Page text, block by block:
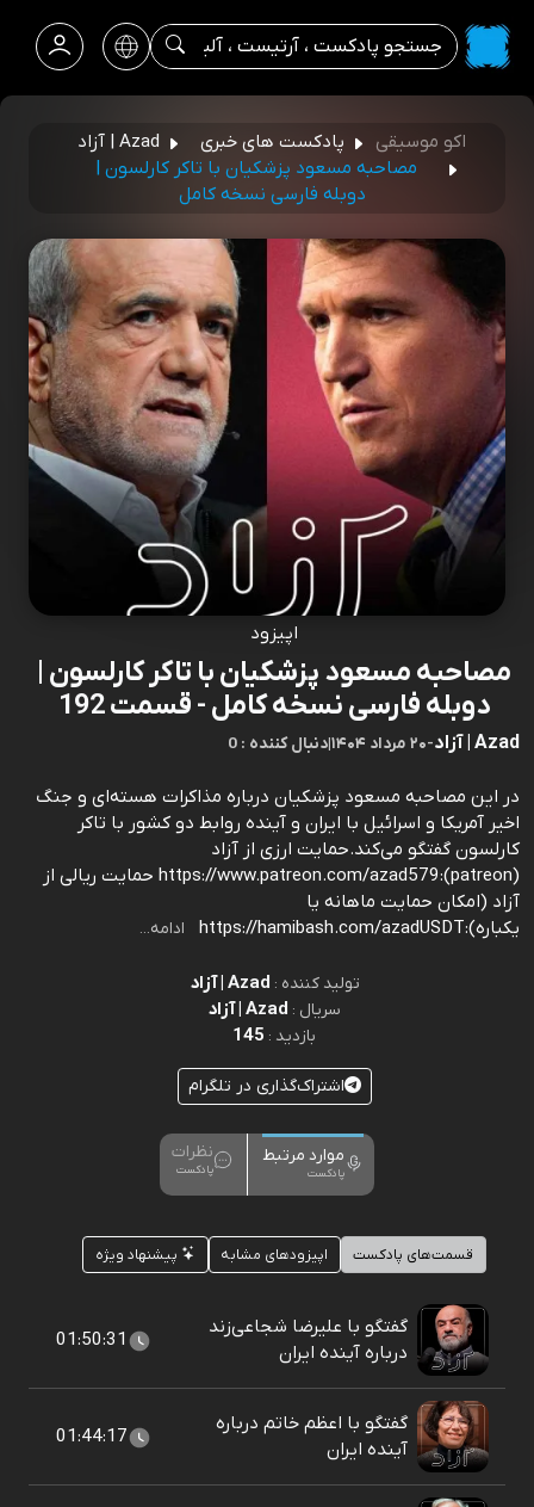
اکو موسیقی پادکست های خبری
Azad | آزاد
مصاحبه مسعود پزشکیان با تاکر کارلسون |
دوبله فارسی نسخه کامل
اپیزود
مصاحبه مسعود پزشکیان با تاکر کارلسون |
دوبله فارسی نسخه کامل - قسمت 192
Azad | آزاد -۲۰ مرداد ۱۴۰۴ |0 : دنبال کننده
در این مصاحبه مسعود پزشکیان درباره مذاکرات هسته‌ای و جنگ
اخیر آمریکا و اسرائیل با ایران و آینده روابط دو کشور با تاکر
کارلسون گفتگو می‌کند.حمایت ارزی از آزاد
(patreon):https://www.patreon.com/azad579 حمایت ریالی از
آزاد (امکان حمایت ماهانه یا
یکباره):https://hamibash.com/azadUSDT
ادامه...
تولید کننده : Azad | آزاد
سریال : Azad | آزاد
بازدید : 145
اشتراک‌گذاری در تلگرام
موارد مرتبط
پادکست
نظرات
پادکست
قسمت‌های پادکست اپیزودهای مشابه پیشنهاد ویژه
گفتگو با علیرضا شجاعی‌زند
درباره آینده ایران
01:50:31
گفتگو با اعظم خاتم درباره
آینده ایران
01:44:17